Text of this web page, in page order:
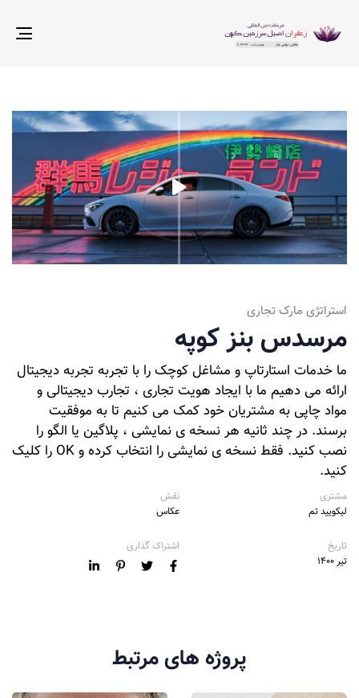
استراتژی مارک تجاری
مرسدس بنز کوپه
ما خدمات استارتاپ و مشاغل کوچک را با تجربه تجربه دیجیتال
ارائه می دهیم ما با ایجاد هویت تجاری ، تجارب دیجیتالی و
مواد چاپی به مشتریان خود کمک می کنیم تا به موفقیت
برسند. در چند ثانیه هر نسخه ی نمایشی ، پلاگین یا الگو را
نصب کنید. فقط نسخه ی نمایشی را انتخاب کرده و OK را کلیک
کنید.
مشتری
لیکویید تم
نقش
عکاس
تاریخ
تیر ۱۴۰۰
اشتراک گذاری
پروژه های مرتبط